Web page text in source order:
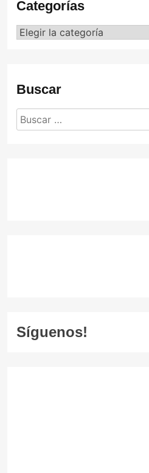
Categorías
Categorías
Buscar
Buscar:
Síguenos!